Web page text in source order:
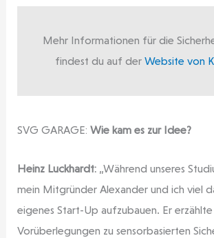
Mehr Informationen für die
findest du auf der Website von
SVG GARAGE:Wie kam es zur Idee?
Heinz Luckhardt: „Während unseres
mein Mitgründer Alexander und ich viel
eigenes Start-Up aufzubauen. Er
Vorüberlegungen zu sensorbasierten